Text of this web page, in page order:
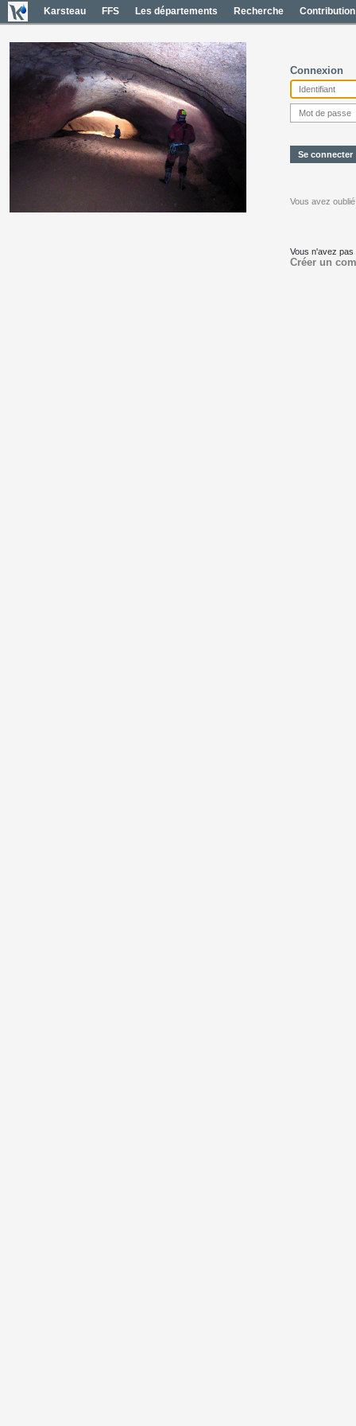
Karsteau FFS Les départements Recherche Contribution
Connexion
Vous avez
Vous n'avez
Créer un